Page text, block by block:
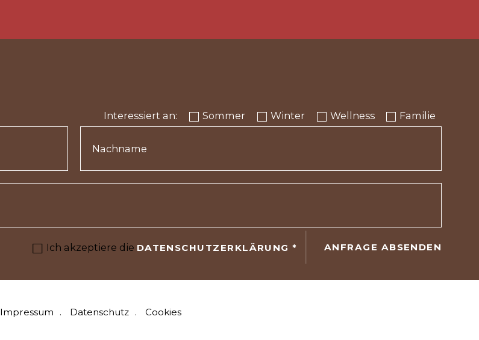
Interessiert an:
Sommer Winter Wellness Familie
Ich akzeptiere die DATENSCHUTZERKLÄRUNG* ANFRAGE ABSENDEN
Impressum Datenschutz
Cookies